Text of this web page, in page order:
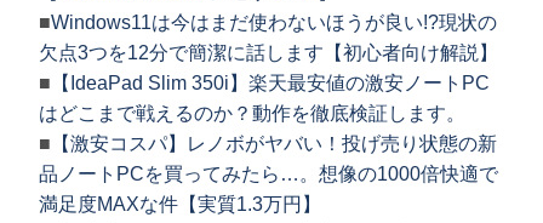
■Windows11は今はまだ使わないほうが良い!?現状の
欠点3つを12分で簡潔に話します【初心者向け解説】
■ 【IdeaPad Slim 350i】楽天最安値の激安ノートPC
はどこまで戦えるのか？動作を徹底検証します。
■ 【激安コスパ】レノボがヤバい！投げ売り状態の新
品ノートPCを買ってみたら…。想像の1000倍快適で
満足度MAXな件【実質1.3万円】